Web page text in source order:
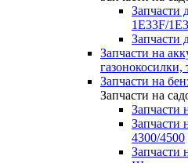
Запчасти
1Е33F/
Запчасти
Запчасти на
Запчасти на
Запчасти на
Запчасти
Запчасти
4300/4500
Запчасти